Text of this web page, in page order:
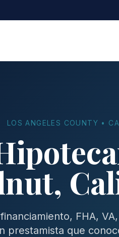
LOS ANGELES COUNTY •
FHA,
que